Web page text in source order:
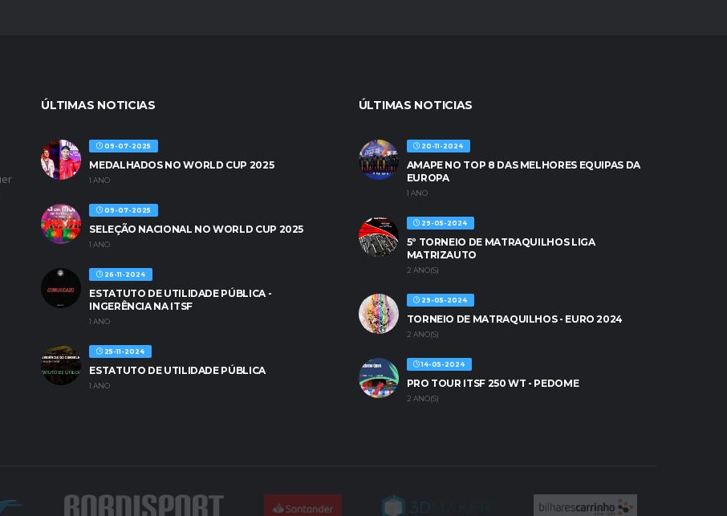
ÚLTIMAS NOTICIAS
09-07-2025
MEDALHADOS NO WORLD CUP 2025
1 ANO
09-07-2025
SELEÇÃO NACIONAL NO WORLD CUP 2025
1 ANO
26-11-2024
ESTATUTO DE UTILIDADE PÚBLICA -
INGERÊNCIA NA ITSF
1 ANO
25-11-2024
ESTATUTO DE UTILIDADE PÚBLICA
1 ANO
ÚLTIMAS NOTICIAS
20-11-2024
AMAPE NO TOP 8 DAS MELHORES EQUIPAS DA
EUROPA
1 ANO
29-05-2024
5º TORNEIO DE MATRAQUILHOS LIGA
MATRIZAUTO
2 ANO(S)
29-05-2024
TORNEIO DE MATRAQUILHOS - EURO 2024
2 ANO(S)
14-05-2024
PRO TOUR ITSF 250 WT - PEDOME
2 ANO(S)